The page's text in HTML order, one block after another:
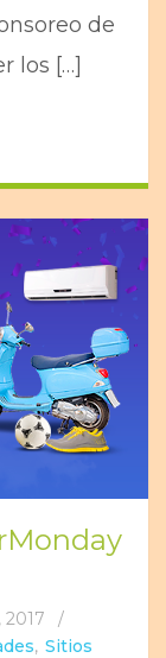
de
los […]
2017
/
, Sitios